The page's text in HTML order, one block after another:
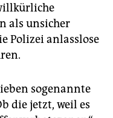
als unsicher
Polizei anlasslose
sogenannte
die jetzt, weil es